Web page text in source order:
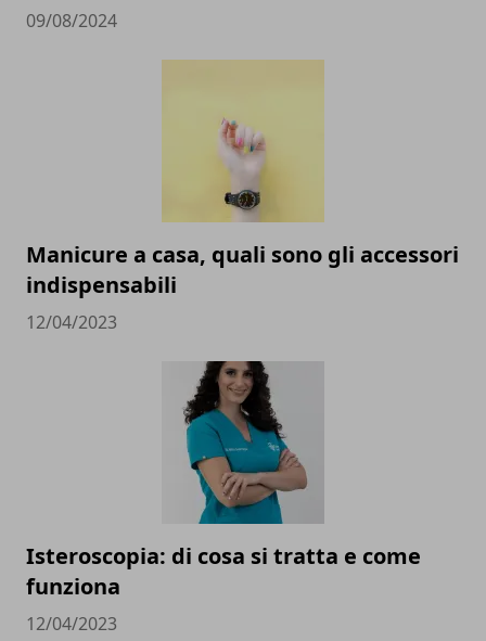
09/08/2024
Manicure a casa, quali sono gli accessori
indispensabili
12/04/2023
Isteroscopia: di cosa si tratta e come
funziona
12/04/2023